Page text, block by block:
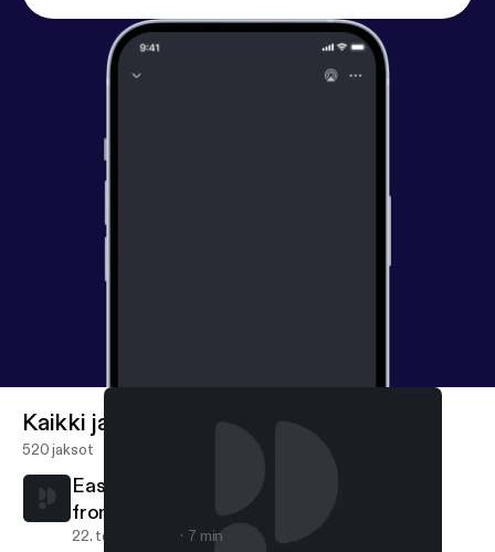
Kaikki jaksot
520 jaksot
East Coast Drive speaks to J'Something
from Mi Casa…
22. touko 2020 7 min